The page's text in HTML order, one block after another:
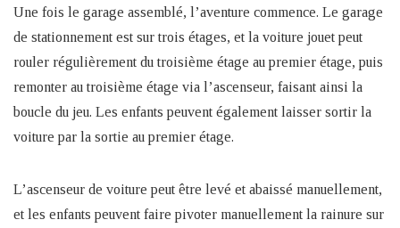
Une fois le garage assemblé, l’aventure commence. Le garage
de stationnement est sur trois étages, et la voiture jouet peut
rouler régulièrement du troisième étage au premier étage, puis
remonter au troisième étage via l’ascenseur, faisant ainsi la
boucle du jeu. Les enfants peuvent également laisser sortir la
voiture par la sortie au premier étage.
L’ascenseur de voiture peut être levé et abaissé manuellement,
et les enfants peuvent faire pivoter manuellement la rainure sur